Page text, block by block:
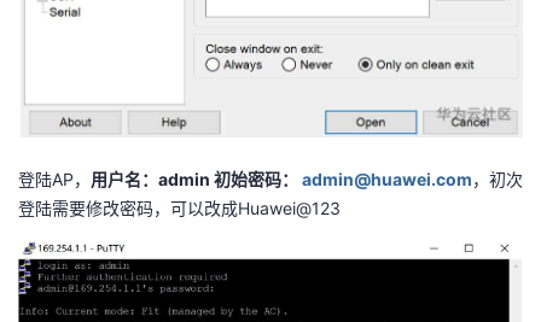
登陆AP， 用户名： admin 初始密码： admin@huawei.com，初次
登陆需要修改密码，可以改成Huawei@123